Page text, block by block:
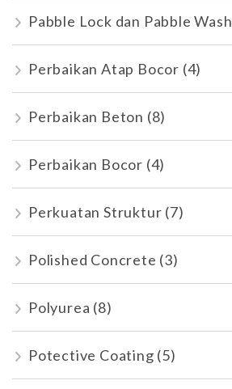
Pabble Lock dan Pabble Wash
Perbaikan Atap Bocor (4)
Perbaikan Beton (8)
Perbaikan Bocor (4)
Perkuatan Struktur (7)
Polished Concrete (3)
Polyurea (8)
Potective Coating (5)